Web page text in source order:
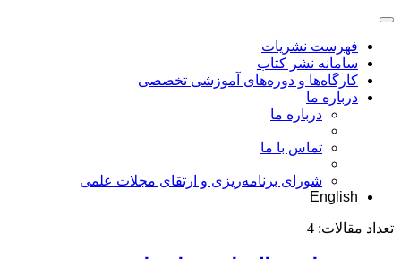
فهرست نشریات
سامانه نشر کتاب
کارگاه‌ها و دوره‌های آموزشی تخصصی
درباره ما
درباره ما
تماس با ما
شورای برنامه‌ریزی و ارتقای مجلات علمی
English
تعداد مقالات: 4